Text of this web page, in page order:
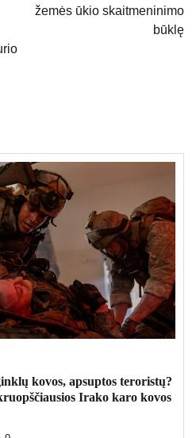
žemės ūkio skaitmeninimo
būklę
kovos, apsuptos teroristų?
Irako karo kovos